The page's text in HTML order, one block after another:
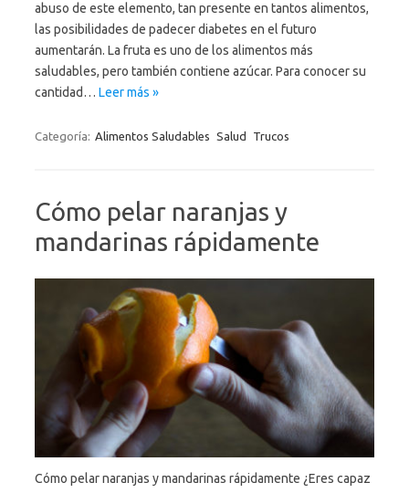
abuso de este elemento, tan presente en tantos alimentos,
las posibilidades de padecer diabetes en el futuro
aumentarán. La fruta es uno de los alimentos más
saludables, pero también contiene azúcar. Para conocer su
cantidad… Leer más »
Categoría: Alimentos Saludables Salud Trucos
Cómo pelar naranjas y
mandarinas rápidamente
Cómo pelar naranjas y mandarinas rápidamente ¿Eres capaz